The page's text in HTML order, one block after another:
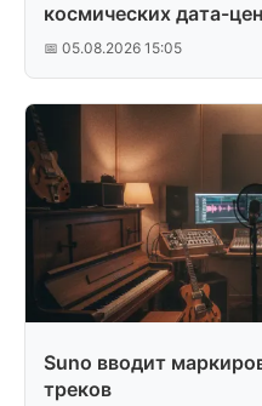
космических дата-
📅 05.08.2026 15:05
Suno вводит
треков